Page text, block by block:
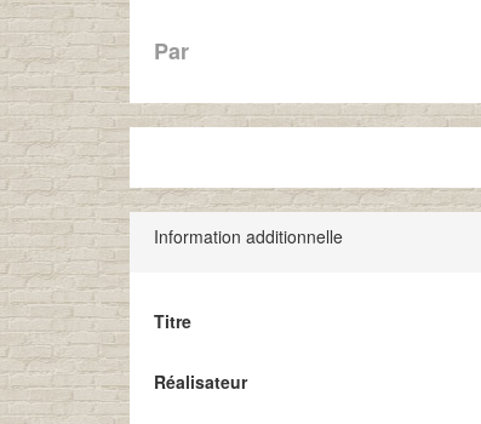
Par
Information additionnelle
Titre
Réalisateur